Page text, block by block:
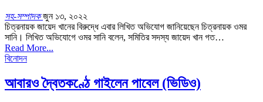
সহ-সম্পাদকজুন ১৩, ২০২২
চিত্রনায়ক জায়েদ খানের বিরুদ্ধে এবার লিখিত অভিযোগ জানিয়েছেন চিত্রনায়ক ওমর
সানি। লিখিত অভিযোগে ওমর সানি বলেন, সমিতির সদস্য জায়েদ খান গত…
Read More...
বিনোদন
আবারও দ্বৈতকণ্ঠে গাইলেন পাবেল (ভিডিও)